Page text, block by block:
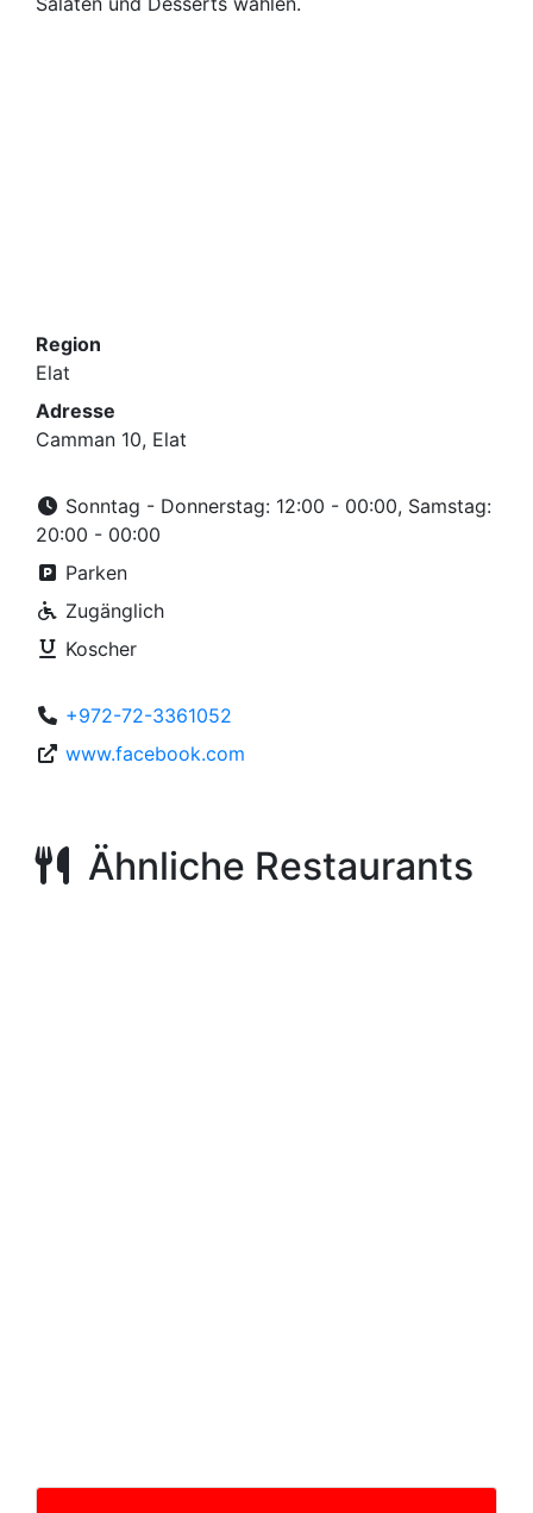
Region
Elat
Adresse
Camman 10, Elat
Sonntag - Donnerstag: 12:00 - 00:00, Samstag:
20:00 - 00:00
Parken
Zugänglich
Koscher
+972-72-3361052
www.facebook.com
Ähnliche Restaurants